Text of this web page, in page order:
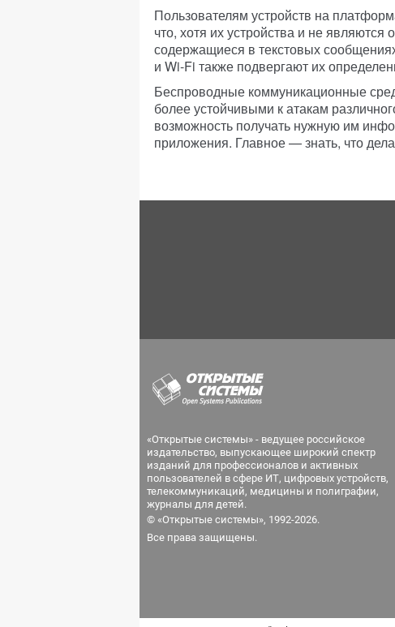
Пользователям устройств на
что, хотя их устройства и не
содержащиеся в текстовых
и Wi-Fi также подвергают их
Беспроводные коммуникационные
более устойчивыми к атакам
возможность получать нужную им
приложения. Главное — знать, что
«Открытые системы» - ведущее российское
издательство, выпускающее широкий спектр
изданий для профессионалов и активных
пользователей в сфере ИТ, цифровых устройств,
телекоммуникаций, медицины и полиграфии,
журналы для детей.
© «Открытые системы», 1992-2026.
Все права защищены.